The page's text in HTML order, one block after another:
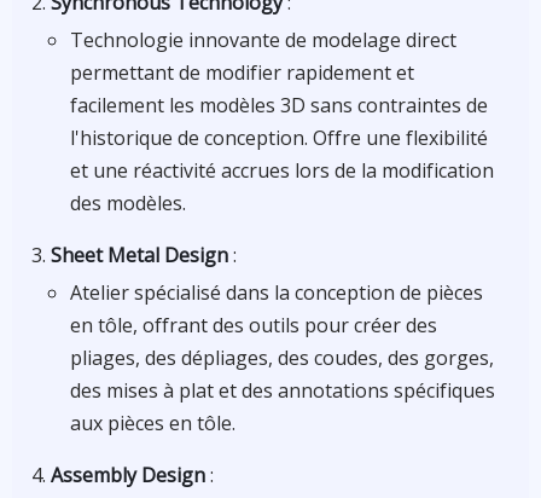
Technologie innovante de modelage direct
permettant de modifier rapidement et
facilement les modèles 3D sans contraintes de
l'historique de conception. Offre une flexibilité
et une réactivité accrues lors de la modification
des modèles.
Sheet Metal Design:
Atelier spécialisé dans la conception de pièces
en tôle, offrant des outils pour créer des
pliages, des dépliages, des coudes, des gorges,
des mises à plat et des annotations spécifiques
aux pièces en tôle.
Assembly Design: